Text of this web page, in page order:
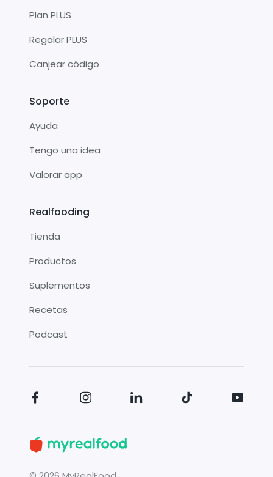
Plan PLUS
Regalar PLUS
Canjear código
Soporte
Ayuda
Tengo una idea
Valorar app
Realfooding
Tienda
Productos
Suplementos
Recetas
Podcast